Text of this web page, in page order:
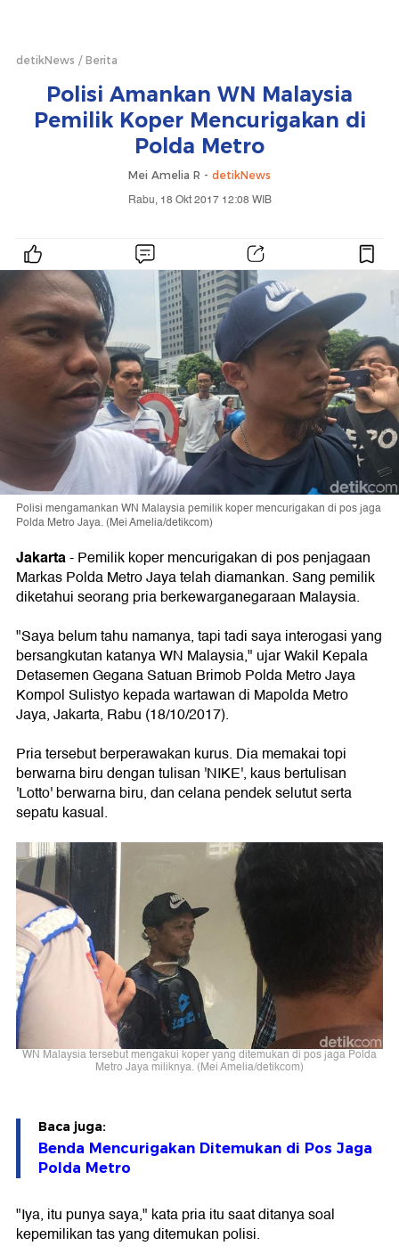
detikNews Berita
Polisi Amankan WN Malaysia
Pemilik Koper Mencurigakan di
Polda Metro
Mei Amelia R - detikNews
Rabu, 18 Okt 2017 12:08 WIB
Polisi mengamankan WN Malaysia pemilik koper mencurigakan di pos jaga
Polda Metro Jaya. (Mei Amelia/detikcom)
Jakarta-Pemilik koper mencurigakan di pos penjagaan
Markas Polda Metro Jaya telah diamankan. Sang pemilik
diketahui seorang pria berkewarganegaraan Malaysia.
"Saya belum tahu namanya, tapi tadi saya interogasi yang
bersangkutan katanya WN Malaysia," ujar Wakil Kepala
Detasemen Gegana Satuan Brimob Polda Metro Jaya
Kompol Sulistyo kepada wartawan di Mapolda Metro
Jaya, Jakarta, Rabu (18/10/2017).
Pria tersebut berperawakan kurus. Dia memakai topi
berwarna biru dengan tulisan 'NIKE', kaus bertulisan
'Lotto' berwarna biru, dan celana pendek selutut serta
sepatu kasual.
WN Malaysia tersebut mengakui koper yang ditemukan di pos jaga Polda
Metro Jaya miliknya. (Mei Amelia/detikcom)
Baca juga:
Benda Mencurigakan Ditemukan di Pos Jaga
Polda Metro
"Iya, itu punya saya," kata pria itu saat ditanya soal
kepemilikan tas yang ditemukan polisi.